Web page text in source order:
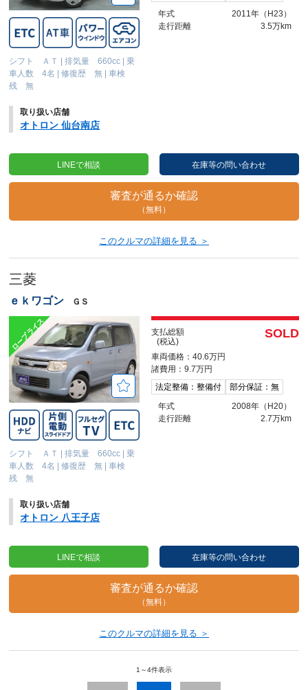
シフト ＡＴ |排気量 660cc |乗
車人数 4名 |修復歴 無 |車検
残 無
年式
2011年（H23）
走行距離
3.5万km
取り扱い店舗
オトロン 仙台南店
LINEで相談 在庫等の問い合わせ
審査が通るか確認
（無料）
このクルマの詳細を見る ＞
三菱
ｅｋワゴン ＧＳ
シフト ＡＴ |排気量 660cc |乗
車人数 4名 |修復歴 無 |車検
残 無
支払総額
(税込)
SOLD
車両価格：40.6万円
諸費用：9.7万円
法定整備：整備付
部分保証：無
年式
2008年（H20）
走行距離
2.7万km
取り扱い店舗
オトロン 八王子店
LINEで相談 在庫等の問い合わせ
審査が通るか確認
（無料）
このクルマの詳細を見る ＞
1～4件表示